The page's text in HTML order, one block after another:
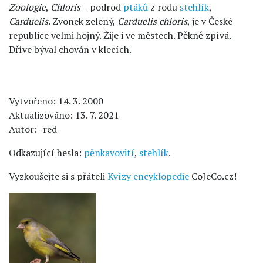
Zoologie, Chloris– podrod ptáků z rodu stehlík,
Carduelis. Zvonek zelený, Carduelis chloris, je v České
republice velmi hojný. Žije i ve městech. Pěkně zpívá.
Dříve býval chován v klecích.
Vytvořeno: 14. 3. 2000
Aktualizováno: 13. 7. 2021
Autor: -red-
Odkazující hesla: pěnkavovití, stehlík.
Vyzkoušejte si s přáteliKvízy encyklopedie CoJeCo.cz!